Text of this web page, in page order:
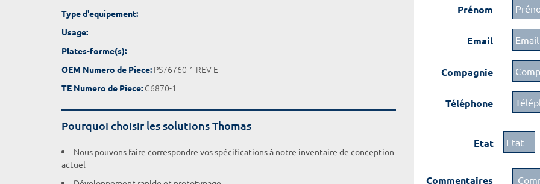
Type d'equipement:
Usage:
Plates-forme(s):
OEM Numero de Piece: PS76760-1 REV E
TE Numero de Piece: C6870-1
Pourquoi choisir les solutions Thomas
Nous pouvons faire correspondre vos spécifications à notre inventaire de conception
actuel
Prénom
Email
Compagnie
Téléphone
Etat
Commentaires